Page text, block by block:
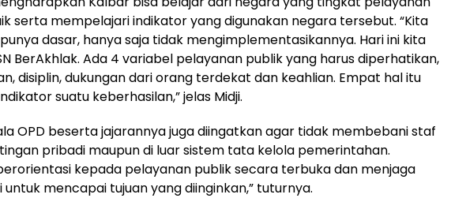
serta mempelajari indikator yang digunakan negara tersebut. “Kita
dasar, hanya saja tidak mengimplementasikannya. Hari ini kita
BerAkhlak. Ada 4 variabel pelayanan publik yang harus diperhatikan,
disiplin, dukungan dari orang terdekat dan keahlian. Empat hal itu
suatu keberhasilan,” jelas Midji.
OPD beserta jajarannya juga diingatkan agar tidak membebani staf
pribadi maupun di luar sistem tata kelola pemerintahan.
kepada pelayanan publik secara terbuka dan menjaga
mencapai tujuan yang diinginkan,” tuturnya.